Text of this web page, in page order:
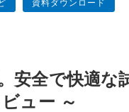
資料ダウンロード
安全で快適な
ュー ～